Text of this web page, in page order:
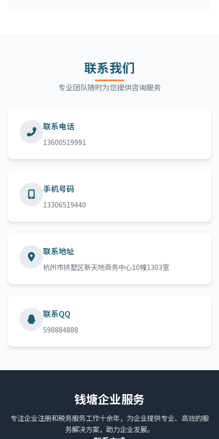
联系我们
专业团队随时为您提供咨询服务
联系电话
13600519991
手机号码
13306519440
联系地址
杭州市拱墅区新天地商务中心10幢1303室
联系QQ
598884888
钱塘企业服务
专注企业注册和税务服务工作十余年，为企业提供专业、高效的服
务解决方案，助力企业发展。